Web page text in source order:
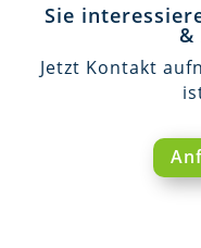
Sie
&
Jetzt Kontakt